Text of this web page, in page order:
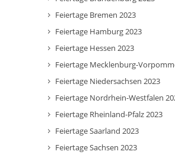
Feiertage Bremen 2023
Feiertage Hamburg 2023
Feiertage Hessen 2023
Feiertage Mecklenburg-
Feiertage Niedersachsen 2023
Feiertage Nordrhein-Westfalen
Feiertage Rheinland-Pfalz 2023
Feiertage Saarland 2023
Feiertage Sachsen 2023